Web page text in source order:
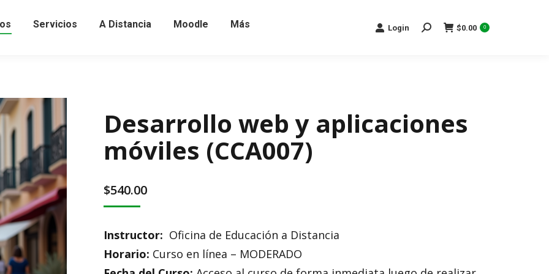
Servicios A Distancia Moodle Más Login Search:$0.00 0
Desarrollo web y aplicaciones
móviles (CCA007)
$540.00
Instructor: Oficina de Educación a Distancia
Horario: Curso en línea – MODERADO